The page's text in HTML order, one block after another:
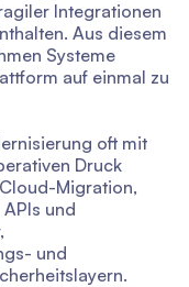
Integrationen
Aus diesem
Systeme
auf einmal zu
oft mit
Druck
Migration,
und
und